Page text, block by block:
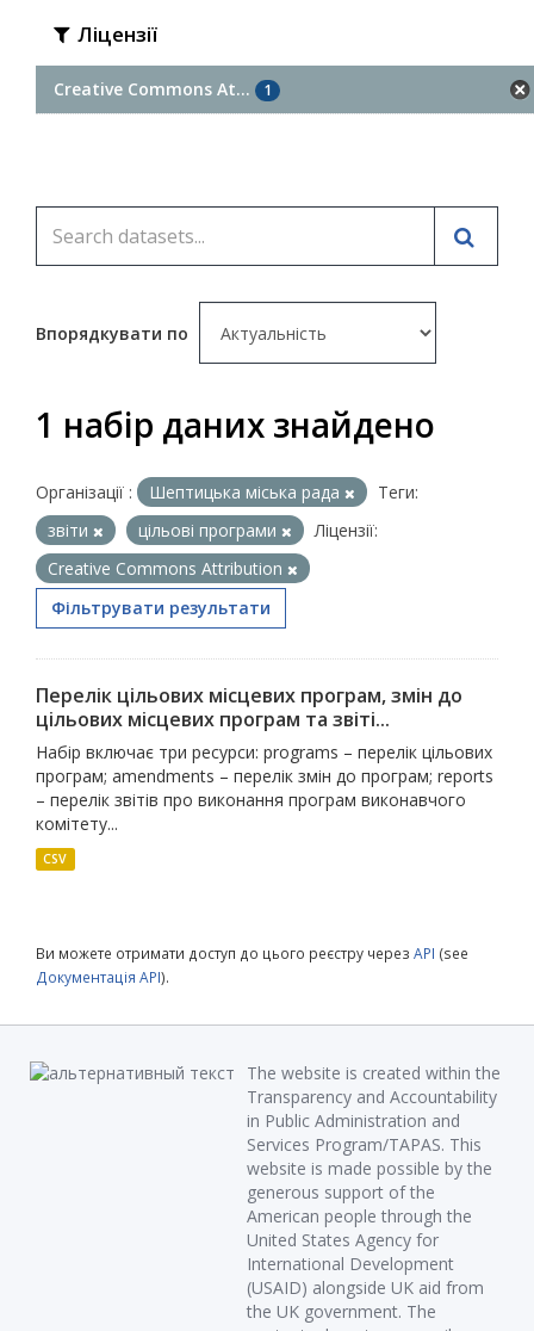
Ліцензії
Creative Commons At... 1
Впорядкувати по
1 набір даних знайдено
Організації : Шептицька міська рада
Теги:
звіти
цільові програми
Ліцензії:
Creative Commons Attribution
Фільтрувати результати
Перелік цільових місцевих програм, змін до
цільових місцевих програм та звіті...
Набір включає три ресурси: programs – перелік цільових
програм; amendments – перелік змін до програм; reports
– перелік звітів про виконання програм виконавчого
комітету...
CSV
Ви можете отримати доступ до цього реєстру через API (see
Документація API).
The website is created within the
Transparency and Accountability
in Public Administration and
Services Program/TAPAS. This
website is made possible by the
generous support of the
American people through the
United States Agency for
International Development
(USAID) alongside UK aid from
the UK government. The